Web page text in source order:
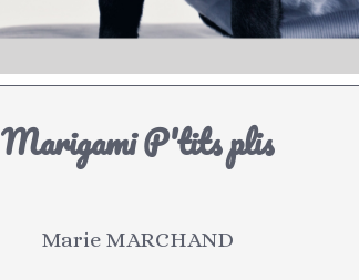
Marigami P'tits plis
Marie MARCHAND